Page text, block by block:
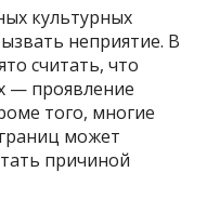
культурных
неприятие. В
считать, что
— проявление
того, многие
может
причиной